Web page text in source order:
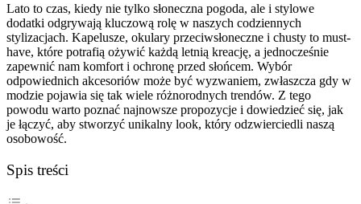
Lato to czas, kiedy nie tylko słoneczna pogoda, ale i stylowe
dodatki odgrywają kluczową rolę w naszych codziennych
stylizacjach. Kapelusze, okulary przeciwsłoneczne i chusty to must-
have, które potrafią ożywić każdą letnią kreację, a jednocześnie
zapewnić nam komfort i ochronę przed słońcem. Wybór
odpowiednich akcesoriów może być wyzwaniem, zwłaszcza gdy w
modzie pojawia się tak wiele różnorodnych trendów. Z tego
powodu warto poznać najnowsze propozycje i dowiedzieć się, jak
je łączyć, aby stworzyć unikalny look, który odzwierciedli naszą
osobowość.
Spis treści